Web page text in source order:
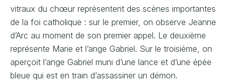
vitraux du chœur représentent des scènes importantes
de la foi catholique : sur le premier, on observe Jeanne
d’Arc au moment de son premier appel. Le deuxième
représente Marie et l’ange Gabriel. Sur le troisième, on
aperçoit l’ange Gabriel muni d’une lance et d’une épée
bleue qui est en train d’assassiner un démon.